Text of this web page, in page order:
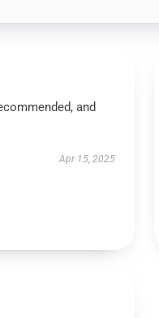
and
Apr 15, 2025